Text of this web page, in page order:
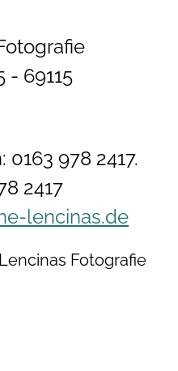
- 69115
978 2417.
2417
lencinas.de
Fotografie